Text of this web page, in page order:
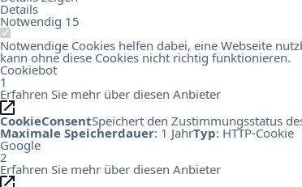
Details
Notwendig 15
Notwendige Cookies helfen dabei, eine Webseite
kann ohne diese Cookies nicht richtig funktionieren.
Cookiebot
1
Erfahren Sie mehr über diesen Anbieter
CookieConsentSpeichert den Zustimmungsstatus
Maximale Speicherdauer: 1 JahrTyp: HTTP-Cookie
Google
2
Erfahren Sie mehr über diesen Anbieter